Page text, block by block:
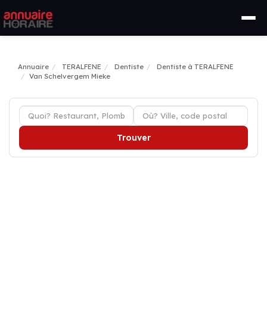
Annuaire TERALFENE Dentiste
Dentiste à TERALFENE
Van Schelvergem Mieke
Trouver